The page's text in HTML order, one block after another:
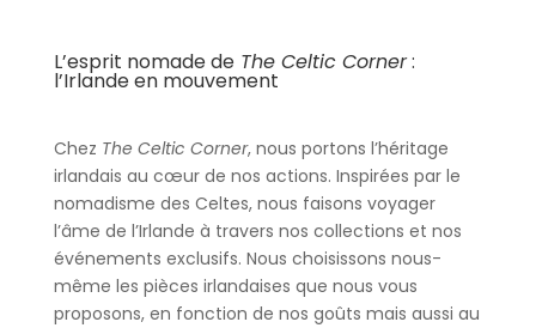
L’esprit nomade deThe Celtic Corner:
l’Irlande en mouvement
Chez The Celtic Corner, nous portons l’héritage
irlandais au cœur de nos actions. Inspirées par le
nomadisme des Celtes, nous faisons voyager
l’âme de l’Irlande à travers nos collections et nos
événements exclusifs. Nous choisissons nous-
même les pièces irlandaises que nous vous
proposons, en fonction de nos goûts mais aussi au